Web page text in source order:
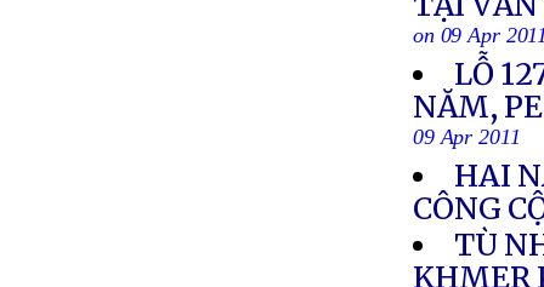
on 09 Apr
LỖ
NĂM,
09 Apr 2011
HAI
CÔNG
TÙ
KHMER